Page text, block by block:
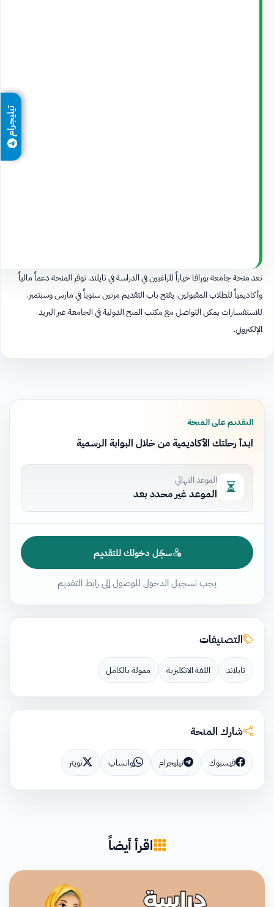
تعد منحة جامعة بورافا خياراً للراغبين في الدراسة في تايلند. توفر المنحة دعماً مالياً
وأكاديمياً للطلاب المقبولين. يفتح باب التقديم مرتين سنوياً في مارس وسبتمبر.
للاستفسارات يمكن التواصل مع مكتب المنح الدولية في الجامعة عبر البريد
الإلكتروني.
التقديم على المنحة
ابدأ رحلتك الأكاديمية من خلال البوابة الرسمية
الموعد النهائي
الموعد غير محدد بعد
سجّل دخولك للتقديم
يجب تسجيل الدخول للوصول إلى رابط التقديم
التصنيفات
تايلاند اللغة الانكليزية ممولة بالكامل
شارك المنحة
فيسبوك تيليجرام واتساب تويتر
اقرأ أيضاً
تيليجرام